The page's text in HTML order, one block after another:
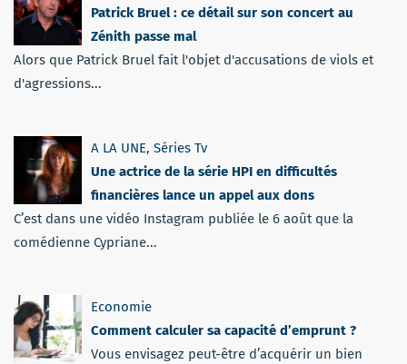
Patrick Bruel : ce détail sur son concert au
Zénith passe mal
Alors que Patrick Bruel fait l'objet d'accusations de viols et
d'agressions...
A LA UNE, Séries Tv
Une actrice de la série HPI en difficultés
financières lance un appel aux dons
C’est dans une vidéo Instagram publiée le 6 août que la
comédienne Cypriane...
Economie
Comment calculer sa capacité d’emprunt ?
Vous envisagez peut-être d’acquérir un bien